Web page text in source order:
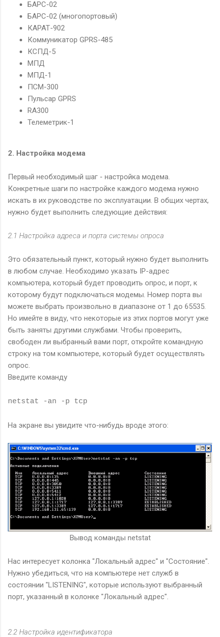
БАРС-02
БАРС-02 (многопортовый)
КАРАТ-902
Коммуникатор GPRS-485
КСПД-5
МПД
МПД-1
ПСМ-300
Пульсар GPRS
RA300
Телеметрик-1
2. Настройка модема
Первый необходимый шаг - настройка модема.
Конкретные шаги по настройке каждого модема нужно
искать в их руководстве по эксплуатации. В общих чертах,
нужно будет выполнить следующие действия:
2.1 Настройка адреса и порта системы опроса
Это обязательный пункт, который нужно будет выполнить
в любом случае. Необходимо указать IP-адрес
компьютера, который будет проводить опрос, и порт, к
которому будут подключаться модемы. Номер порта вы
можете выбрать произвольно в диапазоне от 1 до 65535.
Но имейте в виду, что некоторые из этих портов могут уже
быть заняты другими службами. Чтобы проверить,
свободен ли выбранный вами порт, откройте командную
строку на том компьютере, который будет осуществлять
опрос.
Введите команду
netstat -an -p tcp
На экране вы увидите что-нибудь вроде этого:
Вывод команды netstat
Нас интересует колонка "Локальный адрес" и "Состояние".
Нужно убедиться, что на компьютере нет служб в
состоянии "LISTENING", которые используют выбранный
порт, указанный в колонке "Локальный адрес".
2.2 Настройка идентификатора